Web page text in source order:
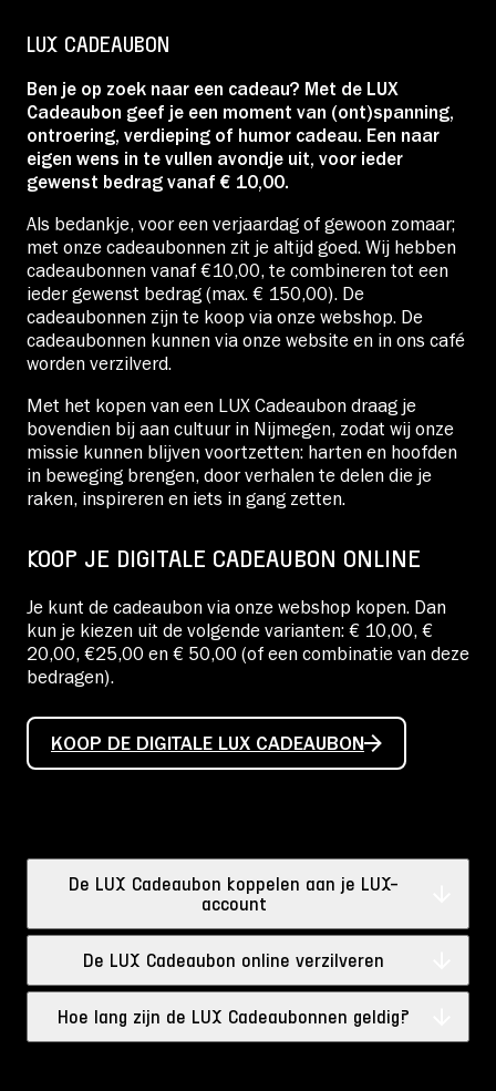
Over Stichting LUX
Nieuws
Account
Volg ons op:
LUX CADEAUBON
Ben je op zoek naar een cadeau? Met de LUX
Cadeaubon geef je een moment van (ont)spanning,
ontroering, verdieping of humor cadeau. Een naar
eigen wens in te vullen avondje uit, voor ieder
gewenst bedrag vanaf € 10,00.
Als bedankje, voor een verjaardag of gewoon zomaar;
met onze cadeaubonnen zit je altijd goed. Wij hebben
cadeaubonnen vanaf €10,00, te combineren tot een
ieder gewenst bedrag (max. € 150,00). De
cadeaubonnen zijn te koop via onze webshop. De
cadeaubonnen kunnen via onze website en in ons café
worden verzilverd.
Met het kopen van een LUX Cadeaubon draag je
bovendien bij aan cultuur in Nijmegen, zodat wij onze
missie kunnen blijven voortzetten: harten en hoofden
in beweging brengen, door verhalen te delen die je
raken, inspireren en iets in gang zetten.
KOOP JE DIGITALE CADEAUBON ONLINE
Je kunt de cadeaubon via onze webshop kopen. Dan
kun je kiezen uit de volgende varianten: € 10,00, €
20,00, €25,00 en € 50,00 (of een combinatie van deze
bedragen).
KOOP DE DIGITALE LUX CADEAUBON
De LUX Cadeaubon koppelen aan je LUX-
account
De LUX Cadeaubon online verzilveren
Hoe lang zijn de LUX Cadeaubonnen geldig?